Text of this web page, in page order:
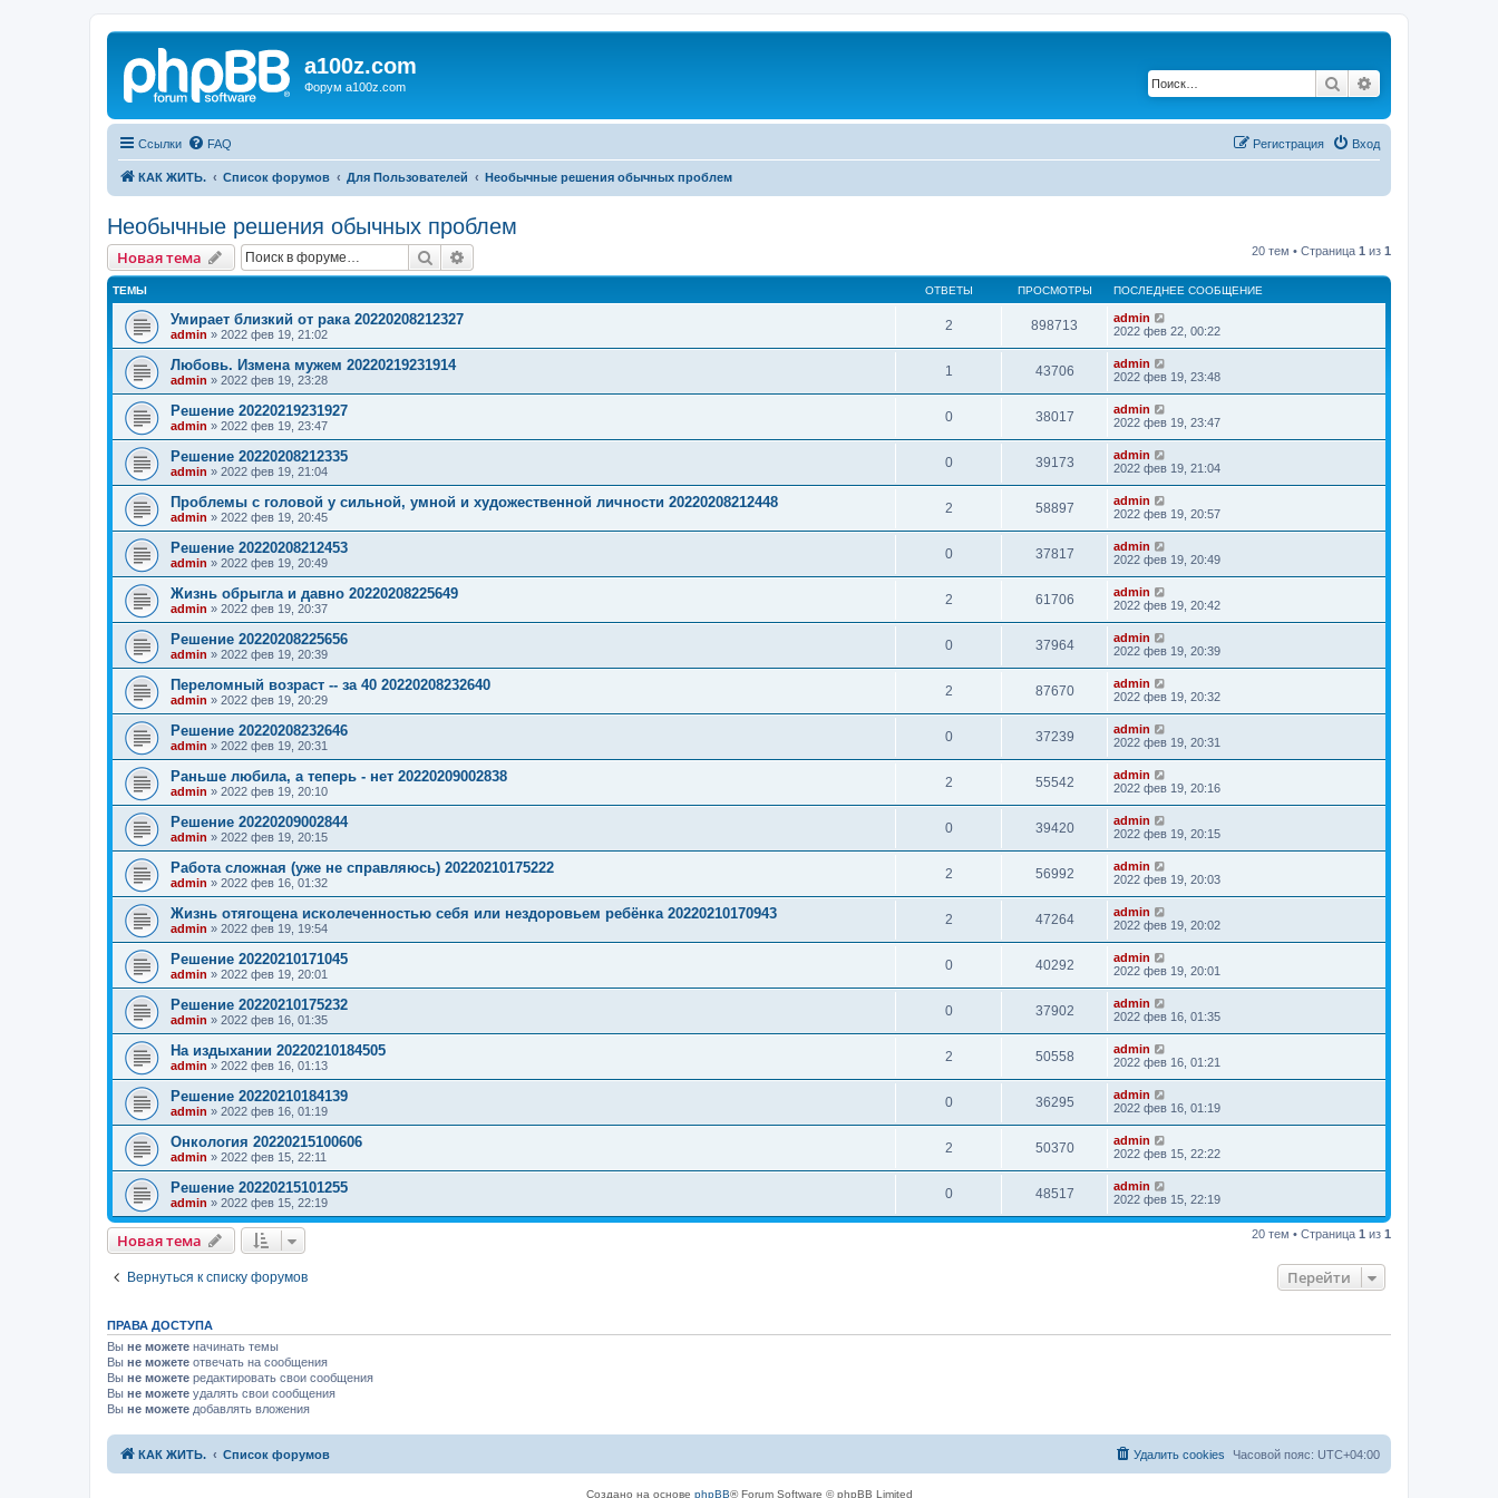
a100z.com
Форум a100z.com Поиск
Ссылки FAQ Вход
Регистрация
КАК ЖИТЬ. Список форумов Для Пользователей Необычные решения обычных проблем
Необычные решения обычных проблем
Новая тема Поиск 20 тем • Страница 1 из 1
ТЕМЫ ОТВЕТЫ ПРОСМОТРЫ ПОСЛЕДНЕЕ СООБЩЕНИЕ
Умирает близкий от рака 20220208212327
admin » 2022 фев 19, 21:02
2 898713
admin
2022 фев 22, 00:22
Любовь. Измена мужем 20220219231914
admin » 2022 фев 19, 23:28
1 43706
admin
2022 фев 19, 23:48
Решение 20220219231927
admin » 2022 фев 19, 23:47
0 38017
admin
2022 фев 19, 23:47
Решение 20220208212335
admin » 2022 фев 19, 21:04
0 39173
admin
2022 фев 19, 21:04
Проблемы с головой у сильной, умной и художественной личности 20220208212448
admin » 2022 фев 19, 20:45
2 58897
admin
2022 фев 19, 20:57
Решение 20220208212453
admin » 2022 фев 19, 20:49
0 37817
admin
2022 фев 19, 20:49
Жизнь обрыгла и давно 20220208225649
admin » 2022 фев 19, 20:37
2 61706
admin
2022 фев 19, 20:42
Решение 20220208225656
admin » 2022 фев 19, 20:39
0 37964
admin
2022 фев 19, 20:39
Переломный возраст -- за 40 20220208232640
admin » 2022 фев 19, 20:29
2 87670
admin
2022 фев 19, 20:32
Решение 20220208232646
admin » 2022 фев 19, 20:31
0 37239
admin
2022 фев 19, 20:31
Раньше любила, а теперь - нет 20220209002838
admin » 2022 фев 19, 20:10
2 55542
admin
2022 фев 19, 20:16
Решение 20220209002844
admin » 2022 фев 19, 20:15
0 39420
admin
2022 фев 19, 20:15
Работа сложная (уже не справляюсь) 20220210175222
admin » 2022 фев 16, 01:32
2 56992
admin
2022 фев 19, 20:03
Жизнь отягощена исколеченностью себя или нездоровьем ребёнка 20220210170943
admin » 2022 фев 19, 19:54
2 47264
admin
2022 фев 19, 20:02
Решение 20220210171045
admin » 2022 фев 19, 20:01
0 40292
admin
2022 фев 19, 20:01
Решение 20220210175232
admin » 2022 фев 16, 01:35
0 37902
admin
2022 фев 16, 01:35
На издыхании 20220210184505
admin » 2022 фев 16, 01:13
2 50558
admin
2022 фев 16, 01:21
Решение 20220210184139
admin » 2022 фев 16, 01:19
0 36295
admin
2022 фев 16, 01:19
Онкология 20220215100606
admin » 2022 фев 15, 22:11
2 50370
admin
2022 фев 15, 22:22
Решение 20220215101255
admin » 2022 фев 15, 22:19
0 48517
admin
2022 фев 15, 22:19
Новая тема 20 тем • Страница 1 из 1
Вернуться к списку форумов Перейти
ПРАВА ДОСТУПА
Вы не можете начинать темы
Вы не можете отвечать на сообщения
Вы не можете редактировать свои сообщения
Вы не можете удалять свои сообщения
Вы не можете добавлять вложения
КАК ЖИТЬ. Список форумов Часовой пояс: UTC+04:00
Удалить cookies
Создано на основе phpBB® Forum Software © phpBB Limited